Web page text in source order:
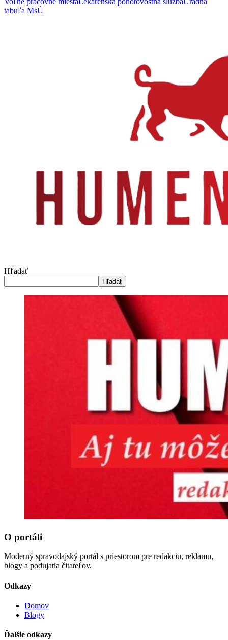
tabuľa MsÚ
Hľadať
Hľadať
O portáli
Moderný spravodajský portál s priestorom pre redakciu, reklamu,
blogy a podujatia čitateľov.
Odkazy
Domov
Blogy
Ďalšie odkazy